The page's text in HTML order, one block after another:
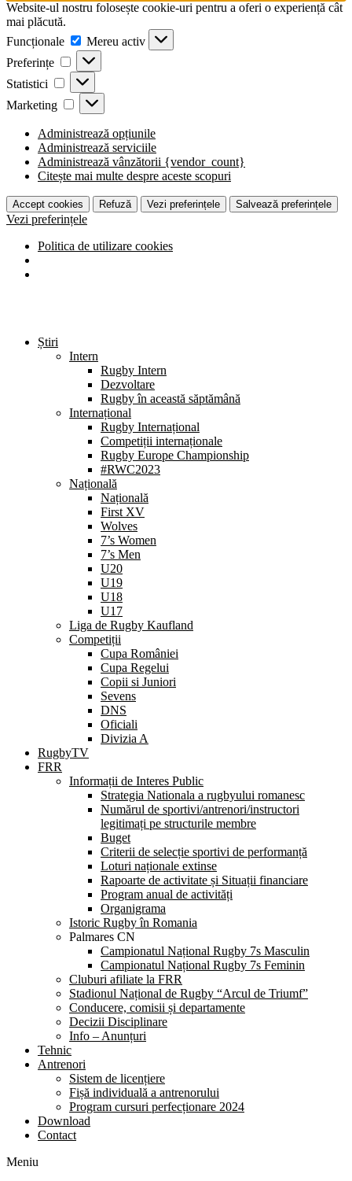
Website-ul nostru folosește cookie-uri pentru a oferi o experiență cât
mai plăcută.
Funcționale
Funcționale
Mereu activ
Preferințe
Preferințe
Statistici Statistici
Marketing Marketing
Administrează opțiunile
Administrează serviciile
Administrează vânzătorii {vendor_count}
Citește mai multe despre aceste scopuri
Accept cookies Refuză Vezi preferințele Salvează preferințele
Vezi preferințele
Politica de utilizare cookies
Știri
Intern
Rugby Intern
Dezvoltare
Rugby în această săptămână
Internațional
Rugby Internațional
Competiții internaționale
Rugby Europe Championship
#RWC2023
Națională
Națională
First XV
Wolves
7’s Women
7’s Men
U20
U19
U18
U17
Liga de Rugby Kaufland
Competiții
Cupa României
Cupa Regelui
Copii si Juniori
Sevens
DNS
Oficiali
Divizia A
RugbyTV
FRR
Informații de Interes Public
Strategia Nationala a rugbyului romanesc
Numărul de sportivi/antrenori/instructori
legitimați pe structurile membre
Buget
Criterii de selecție sportivi de performanță
Loturi naționale extinse
Rapoarte de activitate și Situații financiare
Program anual de activități
Organigrama
Istoric Rugby în Romania
Palmares CN
Campionatul Național Rugby 7s Masculin
Campionatul Național Rugby 7s Feminin
Cluburi afiliate la FRR
Stadionul Național de Rugby “Arcul de Triumf”
Conducere, comisii și departamente
Decizii Disciplinare
Info – Anunțuri
Tehnic
Antrenori
Sistem de licențiere
Fișă individuală a antrenorului
Program cursuri perfecționare 2024
Download
Contact
Meniu